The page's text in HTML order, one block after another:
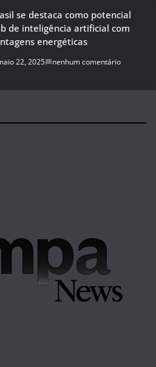
se destaca como potencial
de inteligência artificial com
energéticas
22, 2025 nenhum comentário